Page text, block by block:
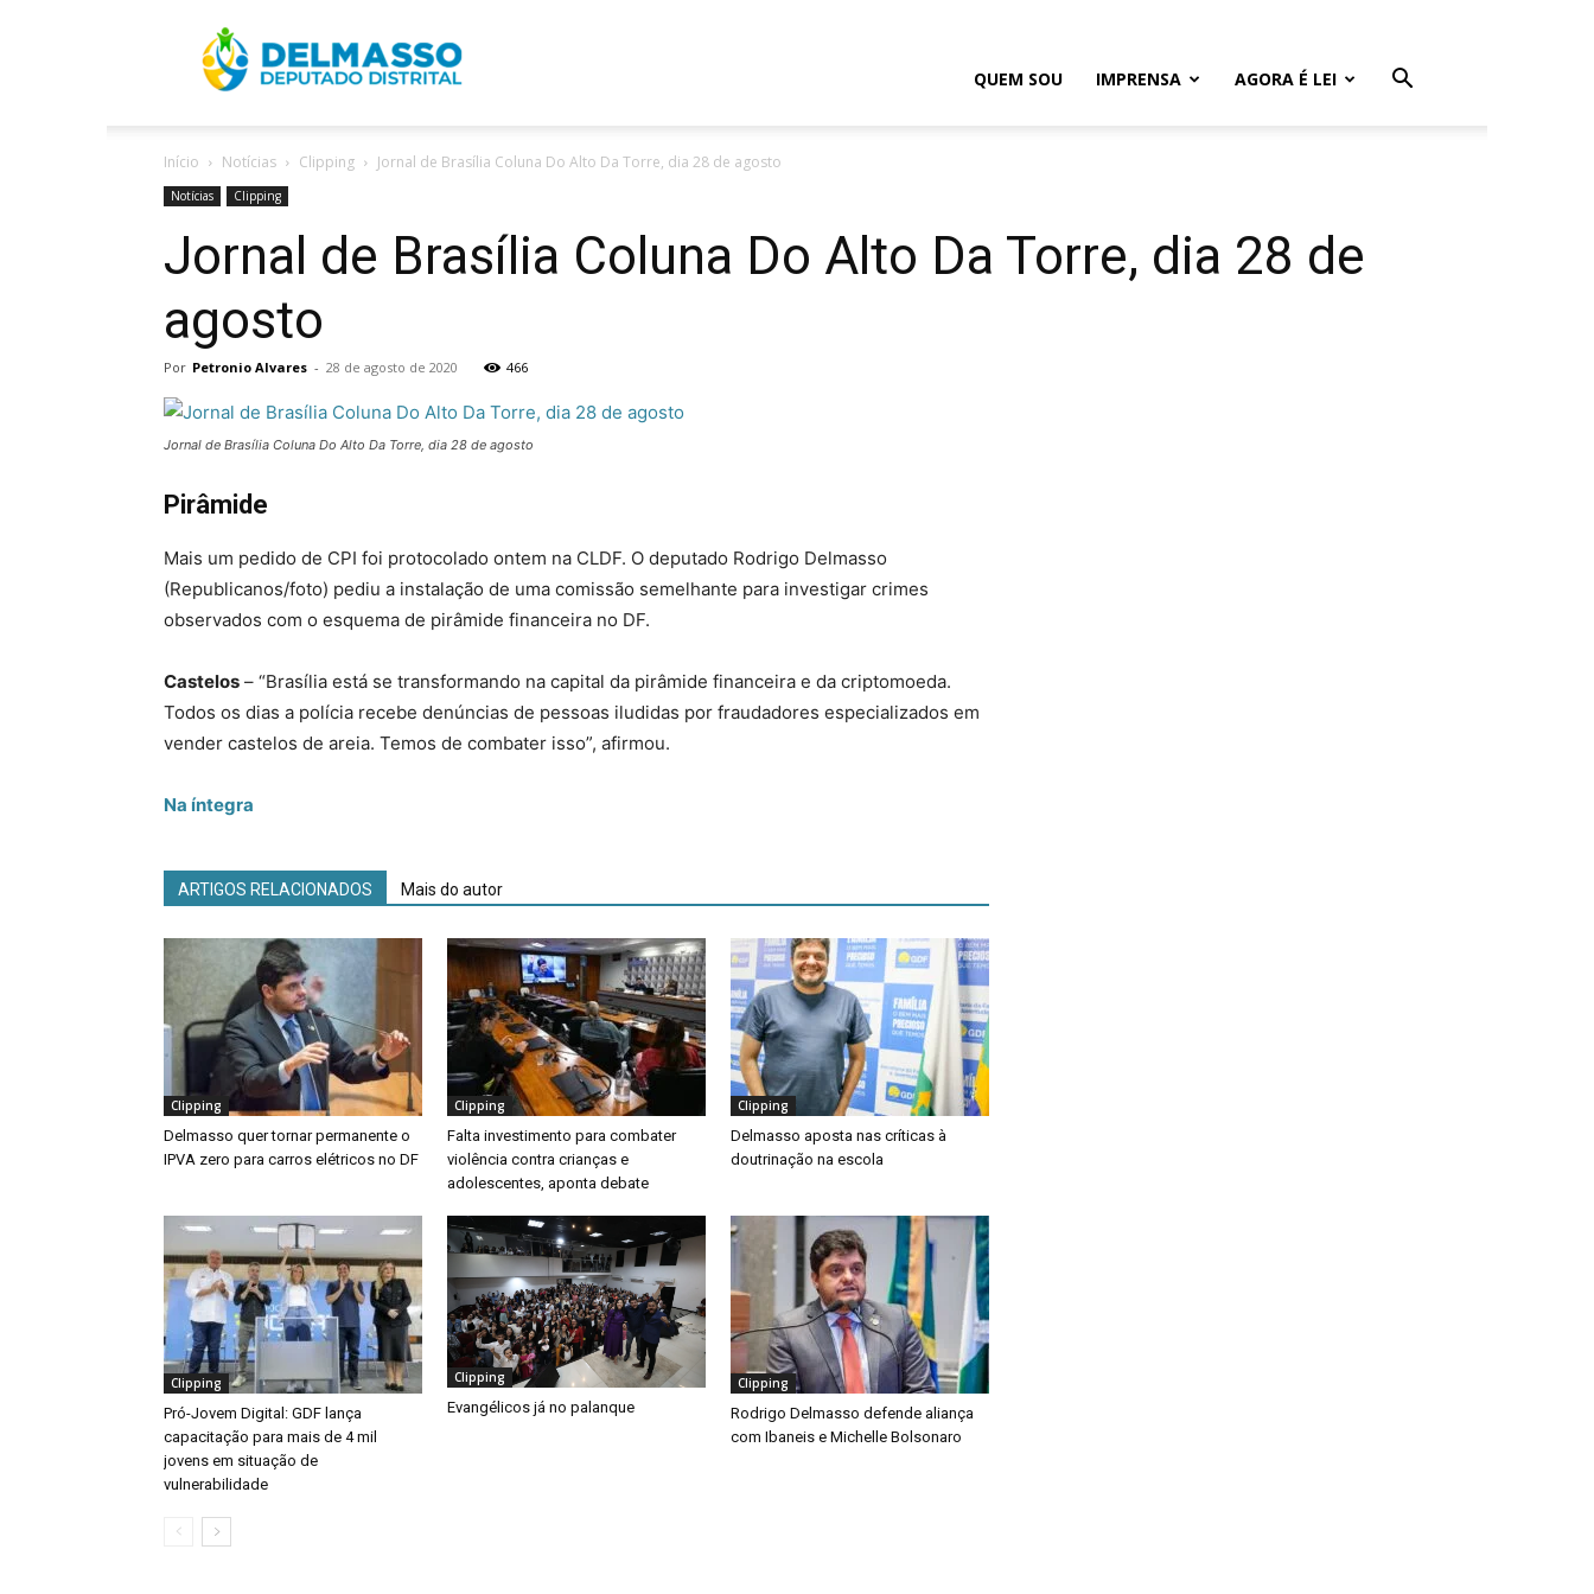
QUEM SOU IMPRENSA AGORA É LEI
Início Notícias Clipping Jornal de Brasília Coluna Do Alto Da Torre, dia 28 de agosto
Notícias Clipping
Jornal de Brasília Coluna Do Alto Da Torre, dia 28 de
agosto
Por Petronio Alvares - 28 de agosto de 2020 466
Jornal de Brasília Coluna Do Alto Da Torre, dia 28 de agosto
Pirâmide
Mais um pedido de CPI foi protocolado ontem na CLDF. O deputado Rodrigo Delmasso
(Republicanos/foto) pediu a instalação de uma comissão semelhante para investigar crimes
observados com o esquema de pirâmide financeira no DF.
Castelos – “Brasília está se transformando na capital da pirâmide financeira e da criptomoeda.
Todos os dias a polícia recebe denúncias de pessoas iludidas por fraudadores especializados em
vender castelos de areia. Temos de combater isso”, afirmou.
Na íntegra
ARTIGOS RELACIONADOS Mais do autor
Clipping
Delmasso quer tornar permanente o
IPVA zero para carros elétricos no DF
Clipping
Falta investimento para combater
violência contra crianças e
adolescentes, aponta debate
Clipping
Delmasso aposta nas críticas à
doutrinação na escola
Clipping
Pró-Jovem Digital: GDF lança
capacitação para mais de 4 mil
jovens em situação de
vulnerabilidade
Clipping
Evangélicos já no palanque
Clipping
Rodrigo Delmasso defende aliança
com Ibaneis e Michelle Bolsonaro